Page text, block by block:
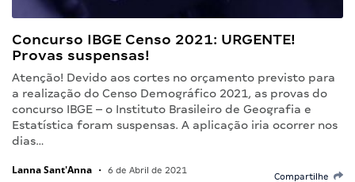
Concurso IBGE Censo 2021: URGENTE!
Provas suspensas!
Atenção! Devido aos cortes no orçamento previsto para
a realização do Censo Demográfico 2021, as provas do
concurso IBGE – o Instituto Brasileiro de Geografia e
Estatística foram suspensas. A aplicação iria ocorrer nos
dias…
Lanna Sant'Anna • 6 de Abril de 2021
Compartilhe